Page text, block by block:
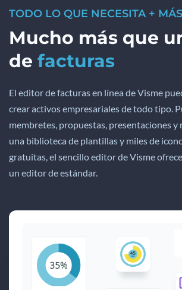
TODO LO QUE NECESITA + MÁS
Mucho más que
de facturas
El editor de facturas en línea de Visme
crear activos empresariales de todo tipo.
membretes, propuestas, presentaciones y
una biblioteca de plantillas y miles de
gratuitas, el sencillo editor de Visme
un editor de estándar.